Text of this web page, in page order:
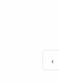
‹